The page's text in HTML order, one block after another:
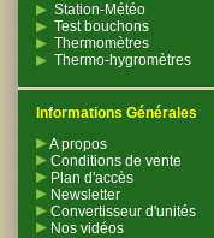
Station-Météo
Test bouchons
Thermomètres
Thermo-hygromètres
Informations Générales
A propos
Conditions de vente
Plan d'accès
Newsletter
Convertisseur d'unités
Nos vidéos